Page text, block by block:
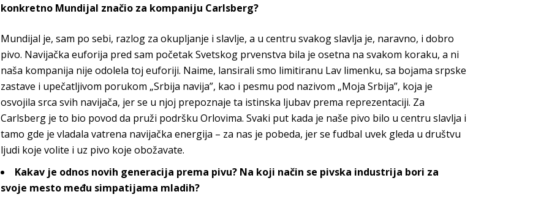
konkretno Mundijal značio za kompaniju Carlsberg?
Mundijal je, sam po sebi, razlog za okupljanje i slavlje, a u centru svakog slavlja je, naravno, i dobro
pivo. Navijačka euforija pred sam početak Svetskog prvenstva bila je osetna na svakom koraku, a ni
naša kompanija nije odolela toj euforiji. Naime, lansirali smo limitiranu Lav limenku, sa bojama srpske
zastave i upečatljivom porukom „Srbija navija”, kao i pesmu pod nazivom „Moja Srbija”, koja je
osvojila srca svih navijača, jer se u njoj prepoznaje ta istinska ljubav prema reprezentaciji. Za
Carlsberg je to bio povod da pruži podršku Orlovima. Svaki put kada je naše pivo bilo u centru slavlja i
tamo gde je vladala vatrena navijačka energija – za nas je pobeda, jer se fudbal uvek gleda u društvu
ljudi koje volite i uz pivo koje obožavate.
Kakav je odnos novih generacija prema pivu? Na koji način se pivska industrija bori za
svoje mesto među simpatijama mladih?